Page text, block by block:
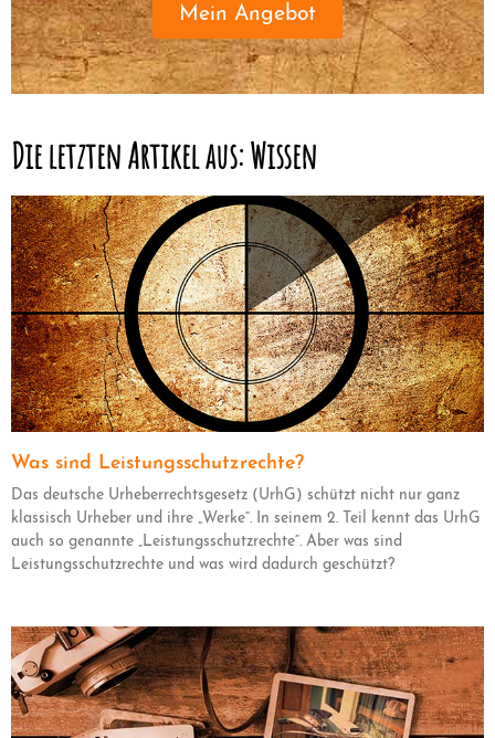
Mein Angebot
Die letzten Artikel aus: Wissen
Was sind Leistungsschutzrechte?
Das deutsche Urheberrechtsgesetz (UrhG) schützt nicht nur ganz
klassisch Urheber und ihre „Werke“. In seinem 2. Teil kennt das UrhG
auch so genannte „Leistungsschutzrechte“. Aber was sind
Leistungsschutzrechte und was wird dadurch geschützt?